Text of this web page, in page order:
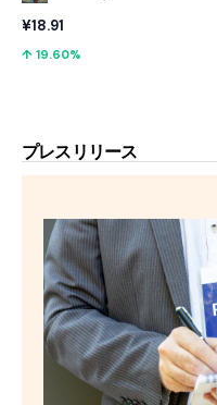
¥18.91
↑ 19.60%
プレスリリース